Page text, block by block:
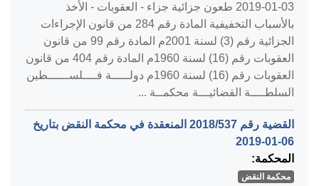
‎2019-01-03‏ طعون جزائية جزاء - العقوبات - الأخذ
بالأسباب التخفيفية المادة رقم 284 من قانون الإجراءات
الجزائية رقم (3) لسنة 2001م المادة رقم 99 من قانون
العقوبات رقم (16) لسنة 1960م المادة رقم 404 من قانون
العقوبات رقم (16) لسنة 1960م دولـــــة فــــلســــــطين
السلطــــة القضائيـــة محكمــة ...
القضية رقم ‎537‏/‎2018‏ المنعقدة في محكمة النقض بتاريخ
‎2019-01-06‏
المحكمة:
محكمة النقض